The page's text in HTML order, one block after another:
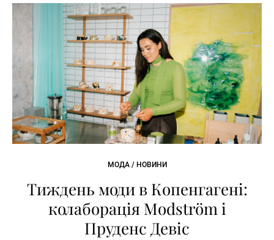
МОДА / НОВИНИ
Тиждень моди в Копенгагені:
колаборація Modström і
Пруденс Девіс